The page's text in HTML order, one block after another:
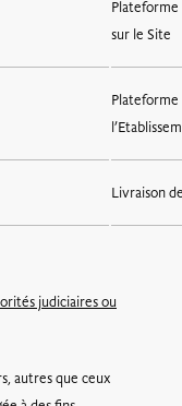
Plateforme
sur le Site
Plateforme
Livraison
judiciaires ou
autres que ceux